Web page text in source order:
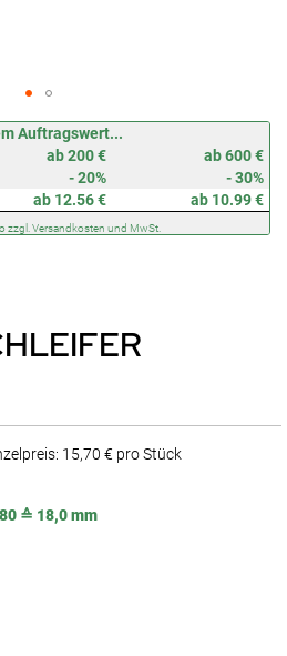
Auftragswert...
ab 200 €
ab 600 €
- 20%
- 30%
ab 12.56 € ab 10.99 €
zzgl. Versandkosten und MwSt.
15,70 € pro Stück
≙ 18,0 mm